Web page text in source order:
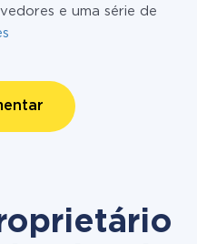
e uma série de